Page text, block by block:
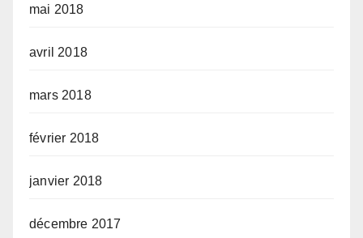
mai 2018
avril 2018
mars 2018
février 2018
janvier 2018
décembre 2017